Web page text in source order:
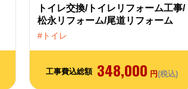
トイレ交換/トイレリフォーム工事/
松永リフォーム/尾道リフォーム
トイレ
工事費込総額 348,000 円(税込)